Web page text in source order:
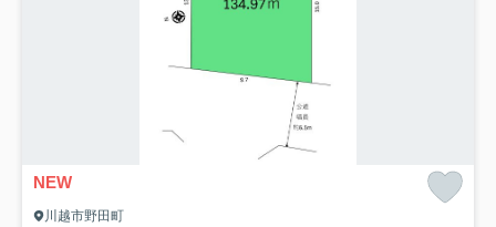
NEW
川越市野田町